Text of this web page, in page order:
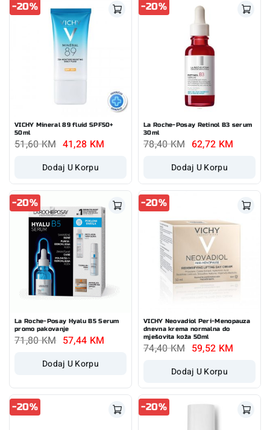
-20%
VICHY Mineral 89 fluid SPF50+
50ml
51,60KM 41,28 KM
Dodaj U Korpu
-20%
La Roche-Posay Retinol B3 serum
30ml
78,40KM 62,72 KM
Dodaj U Korpu
-20%
La Roche-Posay Hyalu B5 Serum
promo pakovanje
71,80KM 57,44 KM
Dodaj U Korpu
-20%
VICHY Neovadiol Peri-Menopauza
dnevna krema normalna do
mješovita koža 50ml
74,40KM 59,52 KM
Dodaj U Korpu
-20% -20%